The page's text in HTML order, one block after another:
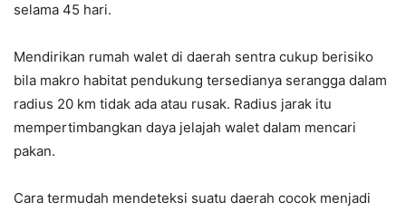
selama 45 hari.
Mendirikan rumah walet di daerah sentra cukup berisiko
bila makro habitat pendukung tersedianya serangga dalam
radius 20 km tidak ada atau rusak. Radius jarak itu
mempertimbangkan daya jelajah walet dalam mencari
pakan.
Cara termudah mendeteksi suatu daerah cocok menjadi